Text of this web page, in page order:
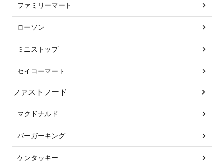
ファミリーマート
ローソン
ミニストップ
セイコーマート
ファストフード
マクドナルド
バーガーキング
ケンタッキー